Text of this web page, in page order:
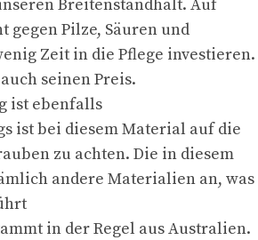
Breitenstandhält. Auf
gegen Pilze, Säuren und
Zeit in die Pflege investieren.
seinen Preis.
ist ebenfalls
ist bei diesem Material auf die
zu achten. Die in diesem
andere Materialien an, was
in der Regel aus Australien.